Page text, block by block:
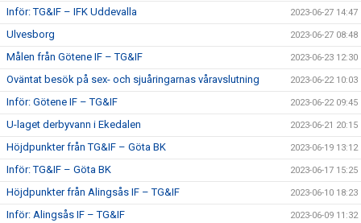
Inför: TG&IF – IFK Uddevalla 2023-06-27 14:47
Ulvesborg 2023-06-27 08:48
Målen från Götene IF – TG&IF 2023-06-23 12:30
Oväntat besök på sex- och sjuåringarnas våravslutning 2023-06-22 10:03
Inför: Götene IF – TG&IF 2023-06-22 09:45
U-laget derbyvann i Ekedalen 2023-06-21 20:15
Höjdpunkter från TG&IF – Göta BK 2023-06-19 13:12
Inför: TG&IF – Göta BK 2023-06-17 15:25
Höjdpunkter från Alingsås IF – TG&IF 2023-06-10 18:23
Inför: Alingsås IF – TG&IF 2023-06-09 11:32